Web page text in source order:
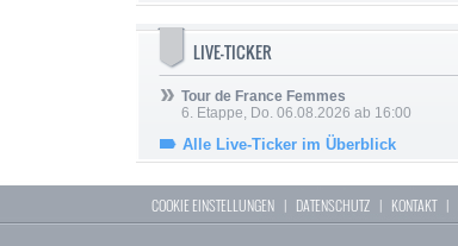
LIVE-TICKER
Tour de France Femmes
6. Etappe, Do. 06.08.2026 ab 16:00
Alle Live-Ticker im Überblick
COOKIE EINSTELLUNGEN | DATENSCHUTZ | KONTAKT|